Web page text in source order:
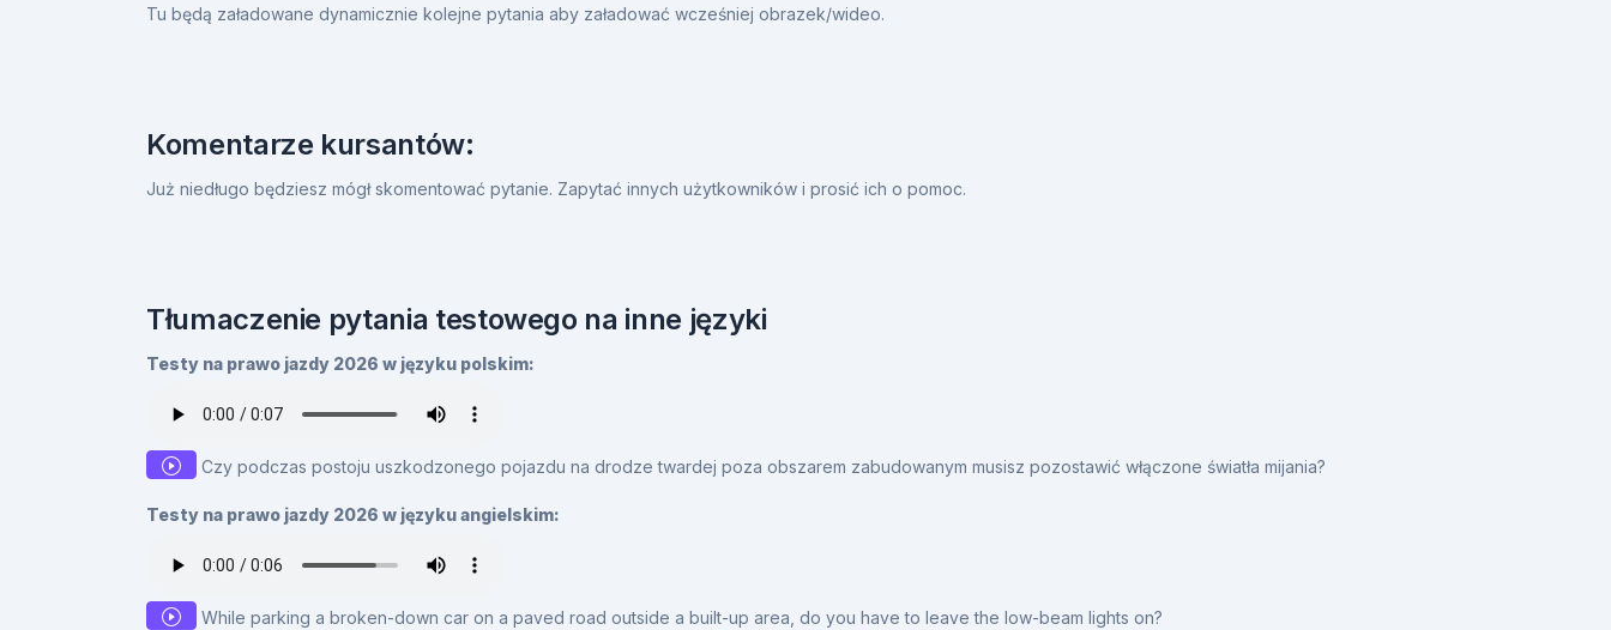
Tu będą załadowane dynamicznie kolejne pytania aby załadować wcześniej obrazek/wideo.
Komentarze kursantów:
Już niedługo będziesz mógł skomentować pytanie. Zapytać innych użytkowników i prosić ich o pomoc.
Tłumaczenie pytania testowego na inne języki
Testy na prawo jazdy 2026 w języku polskim:
Czy podczas postoju uszkodzonego pojazdu na drodze twardej poza obszarem zabudowanym musisz pozostawić włączone światła mijania?
Testy na prawo jazdy 2026 w języku angielskim:
While parking a broken-down car on a paved road outside a built-up area, do you have to leave the low-beam lights on?